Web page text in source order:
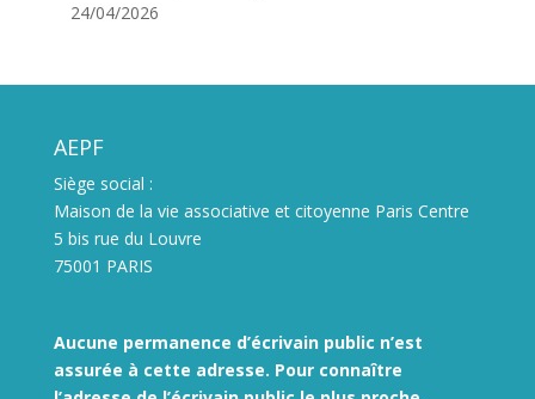
24/04/2026
AEPF
Siège social :
Maison de la vie associative et citoyenne Paris Centre
5 bis rue du Louvre
75001 PARIS
Aucune permanence d’écrivain public n’est
assurée à cette adresse. Pour connaître